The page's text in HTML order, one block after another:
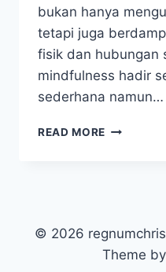
bukan hanya
tetapi juga
fisik dan hubungan
mindfulness hadir
sederhana namun…
READ MORE
SEHARI-
HARI
© 2026
Theme by